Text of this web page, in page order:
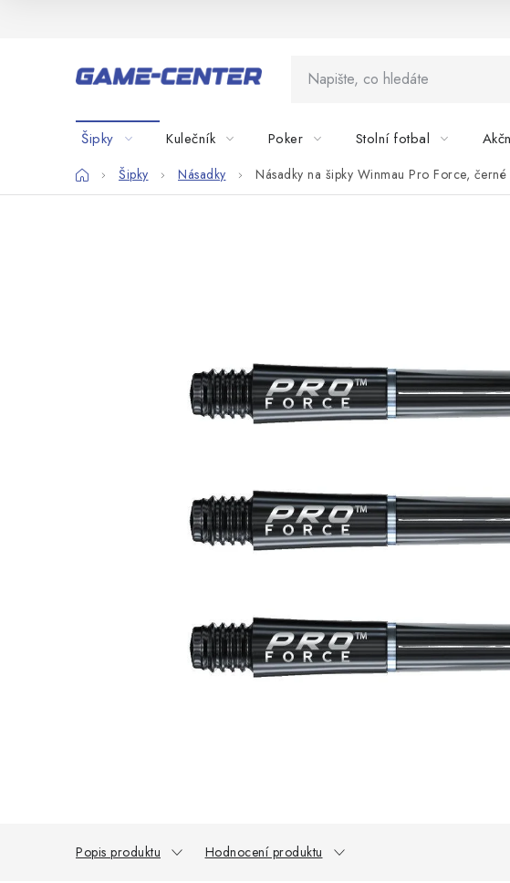
Šipky Kulečník Poker Stolní fotbal
DomůŠipky Násadky Násadky na šipky Winmau Pro Force, černé
Popis produktu Hodnocení produktu